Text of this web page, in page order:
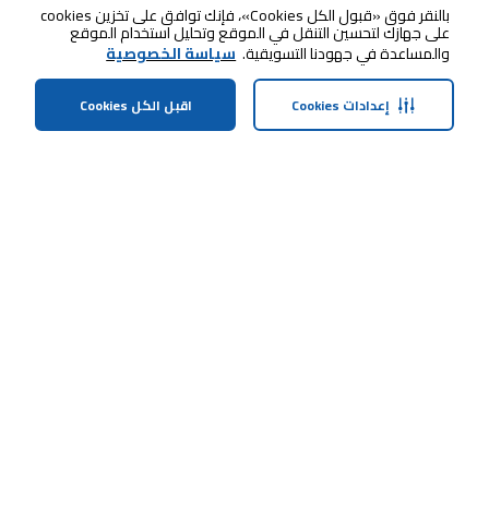
بالنقر فوق «قبول الكل Cookies»، فإنك توافق على تخزين cookies
على جهازك لتحسين التنقل في الموقع وتحليل استخدام الموقع
والمساعدة في جهودنا التسويقية. سياسة الخصوصية
اقبل الكل Cookies إعدادات Cookies
الصفحة الرئيسية الفئات الملف الشخصي سلة التسوق